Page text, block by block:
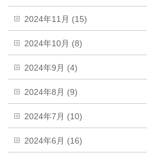
2024年11月 (15)
2024年10月 (8)
2024年9月 (4)
2024年8月 (9)
2024年7月 (10)
2024年6月 (16)